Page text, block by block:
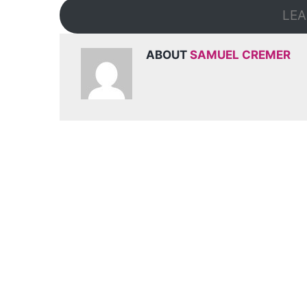
ABOUTSAMUEL CREMER